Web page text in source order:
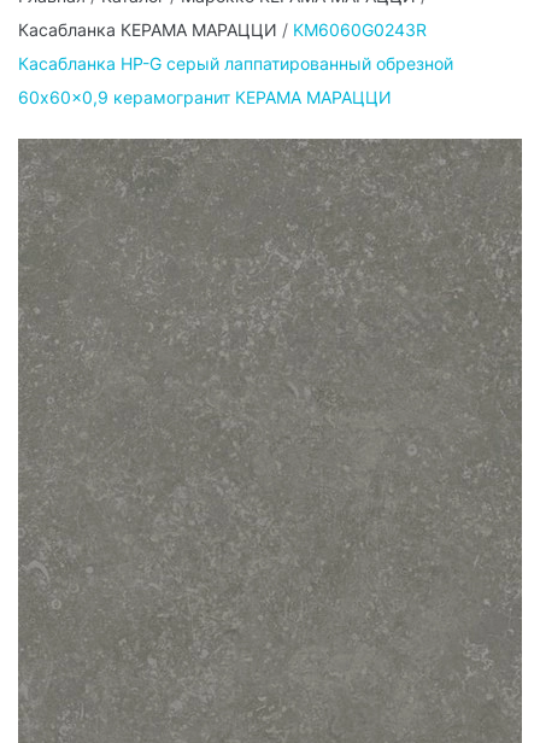
Касабланка КЕРАМА МАРАЦЦИ / KM6060G0243R
Касабланка HP-G серый лаппатированный обрезной
60x60x0,9 керамогранит КЕРАМА МАРАЦЦИ